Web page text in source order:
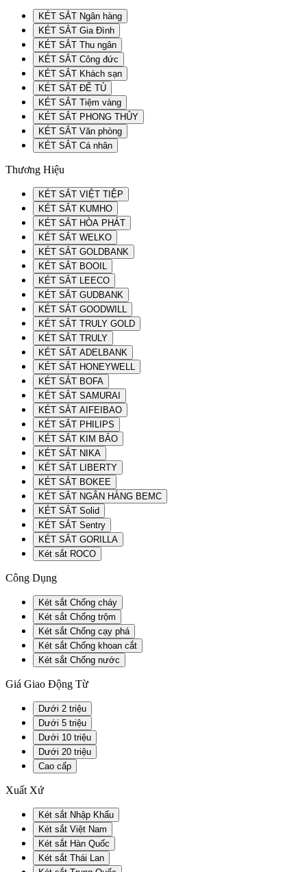
KÉT SẮT Ngân hàng
KÉT SẮT Gia Đình
KÉT SẮT Thu ngân
KÉT SẮT Công đức
KÉT SẮT Khách sạn
KÉT SẮT ĐỂ TỦ
KÉT SẮT Tiệm vàng
KÉT SẮT PHONG THỦY
KÉT SẮT Văn phòng
KÉT SẮT Cá nhân
Thương Hiệu
KÉT SẮT VIỆT TIỆP
KÉT SẮT KUMHO
KÉT SẮT HÒA PHÁT
KÉT SẮT WELKO
KÉT SẮT GOLDBANK
KÉT SẮT BOOIL
KÉT SẮT LEECO
KÉT SẮT GUDBANK
KÉT SẮT GOODWILL
KÉT SẮT TRULY GOLD
KÉT SẮT TRULY
KÉT SẮT ADELBANK
KÉT SẮT HONEYWELL
KÉT SẮT BOFA
KÉT SẮT SAMURAI
KÉT SẮT AIFEIBAO
KÉT SẮT PHILIPS
KÉT SẮT KIM BẢO
KÉT SẮT NIKA
KÉT SẮT LIBERTY
KÉT SẮT BOKEE
KÉT SẮT NGÂN HÀNG BEMC
KÉT SẮT Solid
KÉT SẮT Sentry
KÉT SẮT GORILLA
Két sắt ROCO
Công Dụng
Két sắt Chống cháy
Két sắt Chống trộm
Két sắt Chống cạy phá
Két sắt Chống khoan cắt
Két sắt Chống nước
Giá Giao Động Từ
Dưới 2 triệu
Dưới 5 triệu
Dưới 10 triệu
Dưới 20 triệu
Cao cấp
Xuất Xứ
Két sắt Nhập Khẩu
Két sắt Việt Nam
Két sắt Hàn Quốc
Két sắt Thái Lan